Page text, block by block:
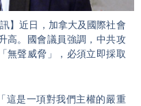
】近日，加拿大及國際社會
高。國會議員強調，中共攻
無聲威脅」，必須立即採取
這是一項對我們主權的嚴重